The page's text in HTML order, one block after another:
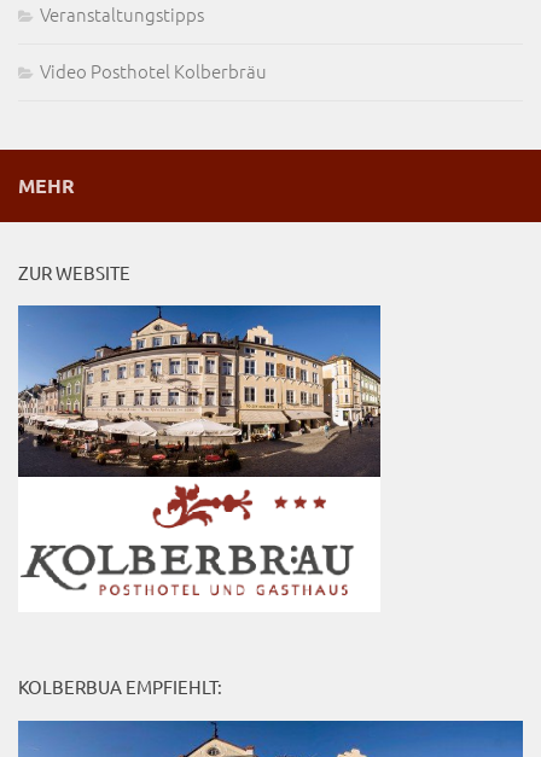
Veranstaltungstipps
Video Posthotel Kolberbräu
MEHR
ZUR WEBSITE
KOLBERBUA EMPFIEHLT: